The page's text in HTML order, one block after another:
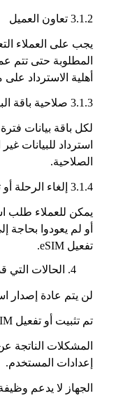
3.1.2 تعاون العميل
يجب على العملاء
المطلوبة حتى تتم
أهلية الاسترداد
3.1.3 صلاحية باقة البيانات
لكل باقة بيانات
استرداد للبيانات
الصلاحية.
3.1.4 إلغاء الرحلة أو تغيير الخطط
يمكن للعملاء طلب
تفعيل eSIM.
الحالات التي
لن يتم عادة إصدار
تم تثبيت أو تفعيل eSIM بالفعل.
المشكلات الناتجة
إعدادات المستخدم.